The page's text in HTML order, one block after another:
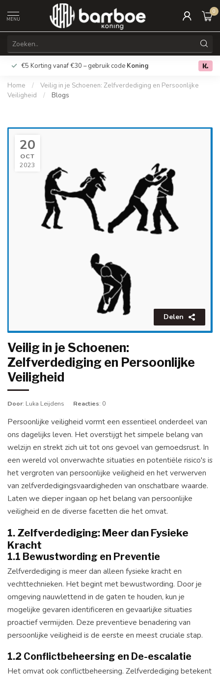
MENU
0
€5 Korting vanaf €30 – gebruik code Koning Gratis
Home /
Veilig in je Schoenen: Zelfverdediging en Persoonlijke
Veiligheid
/ Blogs
20
OCT
2023
Delen
Veilig in je Schoenen:
Zelfverdediging en Persoonlijke
Veiligheid
Door: Luka Leijdens Reacties: 0
Persoonlijke veiligheid vormt een essentieel onderdeel van
ons dagelijks leven. Het overstijgt het simpele belang van
welzijn en strekt zich uit tot ons gevoel van gemoedsrust. In
een wereld vol onverwachte situaties en potentiële risico's is
het vergroten van persoonlijke veiligheid en het verwerven
van zelfverdedigingsvaardigheden van onschatbare waarde.
Laten we dieper ingaan op het belang van persoonlijke
veiligheid en de diverse facetten die het omvat.
1. Zelfverdediging: Meer dan Fysieke
Kracht
1.1 Bewustwording en Preventie
Zelfverdediging is meer dan alleen fysieke kracht en
vechttechnieken. Het begint met bewustwording. Door je
omgeving nauwlettend in de gaten te houden, kun je
mogelijke gevaren identificeren en gevaarlijke situaties
proactief vermijden. Deze preventieve benadering van
persoonlijke veiligheid is de eerste en meest cruciale stap.
1.2 Conflictbeheersing en De-escalatie
Het omvat ook conflictbeheersing. Zelfverdediging betekent